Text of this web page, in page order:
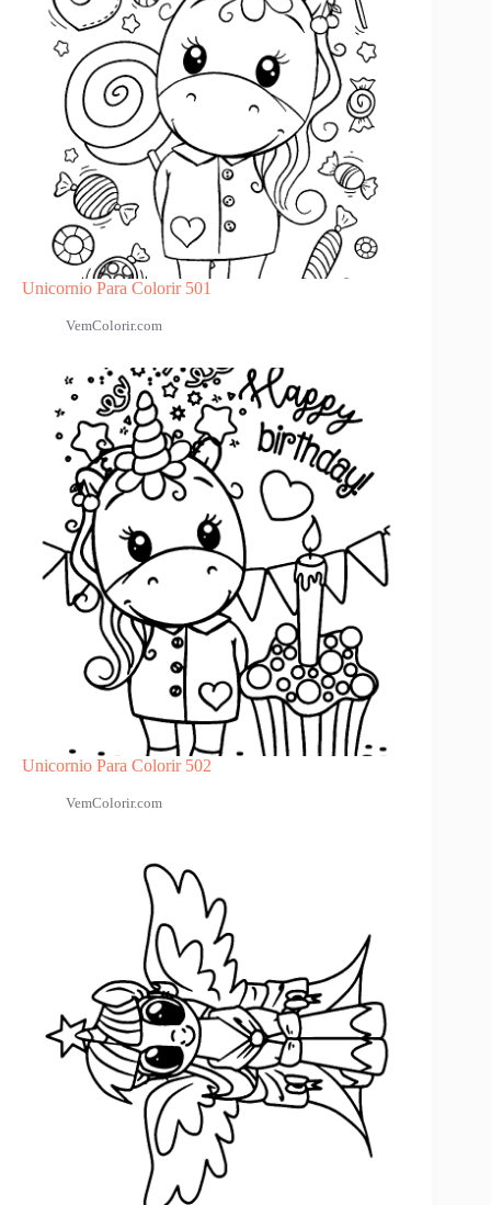
Unicornio Para Colorir 501
VemColorir.com
Unicornio Para Colorir 502
VemColorir.com